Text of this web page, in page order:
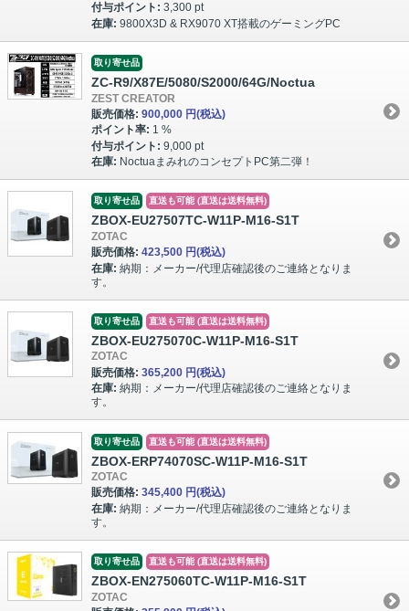
付与ポイント: 3,300 pt
在庫: 9800X3D & RX9070 XT搭載のゲーミングPC
取り寄せ品
ZC-R9/X87E/5080/S2000/64G/Noctua
ZEST CREATOR
販売価格: 900,000 円(税込)
ポイント率: 1 %
付与ポイント: 9,000 pt
在庫: NoctuaまみれのコンセプトPC第二弾！
取り寄せ品 直送も可能 (直送は送料無料)
ZBOX-EU27507TC-W11P-M16-S1T
ZOTAC
販売価格: 423,500 円(税込)
在庫: 納期：メーカー/代理店確認後のご連絡となりま
す。
取り寄せ品 直送も可能 (直送は送料無料)
ZBOX-EU275070C-W11P-M16-S1T
ZOTAC
販売価格: 365,200 円(税込)
在庫: 納期：メーカー/代理店確認後のご連絡となりま
す。
取り寄せ品 直送も可能 (直送は送料無料)
ZBOX-ERP74070SC-W11P-M16-S1T
ZOTAC
販売価格: 345,400 円(税込)
在庫: 納期：メーカー/代理店確認後のご連絡となりま
す。
取り寄せ品 直送も可能 (直送は送料無料)
ZBOX-EN275060TC-W11P-M16-S1T
ZOTAC